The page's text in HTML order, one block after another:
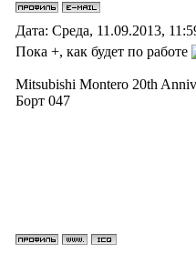
Дата: Среда, 11.09.2013,
Пока +, как будет по работе
Mitsubishi Montero 20th
Борт 047